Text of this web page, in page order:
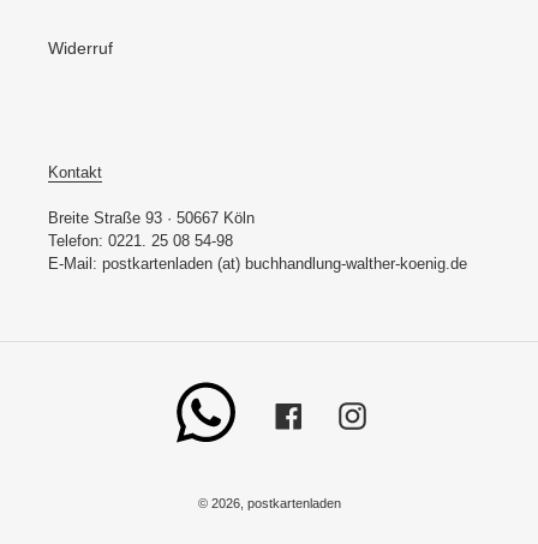
Widerruf
Kontakt
Breite Straße 93 · 50667 Köln
Telefon: 0221. 25 08 54-98
E-Mail: postkartenladen (at) buchhandlung-walther-koenig.de
FacebookInstagram
© 2026, postkartenladen